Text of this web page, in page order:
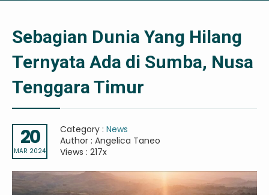
Sebagian Dunia Yang Hilang
Ternyata Ada di Sumba, Nusa
Tenggara Timur
20
MAR 2024
Category : News
Author : Angelica Taneo
Views : 217x